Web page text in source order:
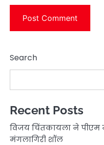
Search
Recent Posts
विजय चिंतकायला ने पीएम
मंगलागिरी शॉल